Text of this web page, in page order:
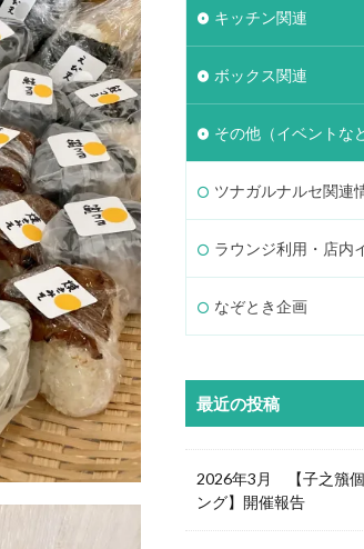
キッチン関連
ボックス関連
その他（イベントな
ツナガルナルセ関連
ラウンジ利用・店内
なぞとき企画
最近の投稿
2026年3月 【子之籏
ング】開催報告